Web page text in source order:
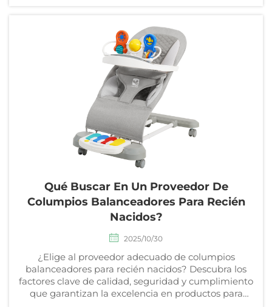
Qué Buscar En Un Proveedor De
Columpios Balanceadores Para Recién
Nacidos?
2025/10/30
¿Elige al proveedor adecuado de columpios
balanceadores para recién nacidos? Descubra los
factores clave de calidad, seguridad y cumplimiento
que garantizan la excelencia en productos para